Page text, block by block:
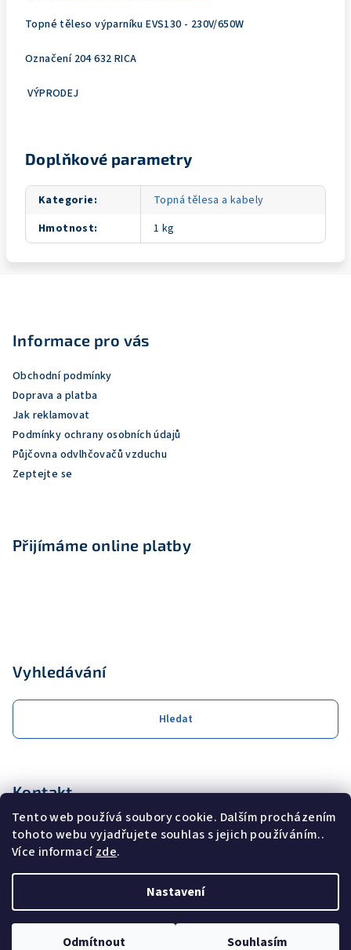
Tento web používá soubory cookie. Dalším procházením
tohoto webu vyjadřujete souhlas s jejich používáním..
Více informacízde.
Nastavení
Odmítnout Souhlasím
Topné těleso výparníku EVS130 - 230V/650W
Označení 204 632 RICA
VÝPRODEJ
Doplňkové parametry
Kategorie:
Topná tělesa a kabely
Hmotnost: 1 kg
Informace pro vás
Obchodní podmínky
Doprava a platba
Jak reklamovat
Podmínky ochrany osobních údajů
Půjčovna odvlhčovačů vzduchu
Zeptejte se
Přijímáme online platby
Vyhledávání
Hledat
Kontakt
obchod
coolservis.cz
+420608231000
COOL SERVIS s.r.o.